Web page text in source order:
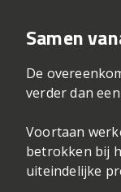
Samen
De
verder dan
Voortaan
betrokken bij
uiteindelijke